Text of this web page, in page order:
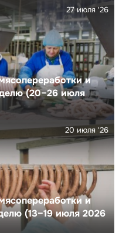
и
(20–26 июля
27 июля '26
и
(13–19 июля 2026
20 июля '26